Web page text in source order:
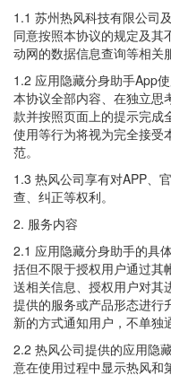
1.1 苏州热风科技有限公司
同意按照本协议的规定及其
动网的数据信息查询等相关
1.2 应用隐藏分身助手App
本协议全部内容、在独立思
款并按照页面上的提示完成
使用等行为将视为完全接受
范。
1.3 热风公司享有对APP、
查、纠正等权利。
2. 服务内容
2.1 应用隐藏分身助手的具
括但不限于授权用户通过其
送相关信息、授权用户对其
提供的服务或产品形态进行
新的方式通知用户，不单独
2.2 热风公司提供的应用隐
意在使用过程中显示热风和